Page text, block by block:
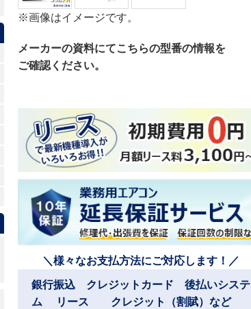
※画像はイメージです。
メーカーの資料にてこちらの型番の情報を
ご確認ください。
＼様々なお支払方法にご対応します！／
銀行振込 クレジットカード 後払いシステ
ム リース クレジット（割賦）など